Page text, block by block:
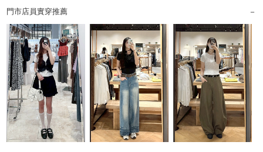
門市店員實穿推薦